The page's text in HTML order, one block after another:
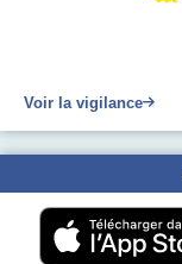
Voir la vigilance